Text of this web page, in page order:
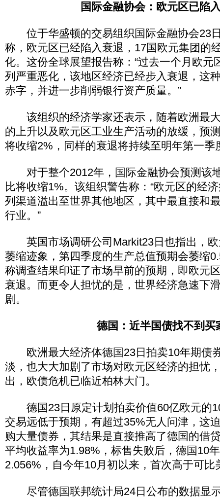
国际金融协会：欧元区已陷
位于华盛顿的交易组织国际金融协会23
称，欧元区已经陷入衰退，17国欧元集团的
化。这份全球展望报告称：“过去一个月欧元
列严重恶化，该地区经济已经步入衰退，这
赤字，并进一步削弱银行资产质量。”
该组织的经济学家还表示，随着欧洲最
的上升以及欧元区工业生产活动的放缓，预
将收缩2%，同样的衰退将持续至明年第一季
对于整个2012年，国际金融协会预测该
比将收缩1%。该组织警告称：“欧元区的经
列渠道溢出至世界其他地区，其中最直接和
行业。”
英国市场调研公司Markit23日也指出，欧
萎缩迹象，第四季度的生产总值预期会萎缩
称调查结果印证了市场早前的预期，即欧元
衰退。而更令人担忧的是，世界经济急速下
剧。
德国：近半国债找不到买
欧洲最大经济体德国23日拍卖10年期债
淡，也大大加剧了市场对欧元区经济的担忧
出，欧债危机已临近柏林大门。
德国23日原定计划拍卖价值60亿欧元的
交易远低于预期，有超过35%无人问津，这
购大量债券，其结果是直接推高了德国的借
平均收益率为1.98%，标售失败后，德国10
2.056%，自今年10月初以来，首次高于可比
尽管德国联邦统计局24日公布的数据显